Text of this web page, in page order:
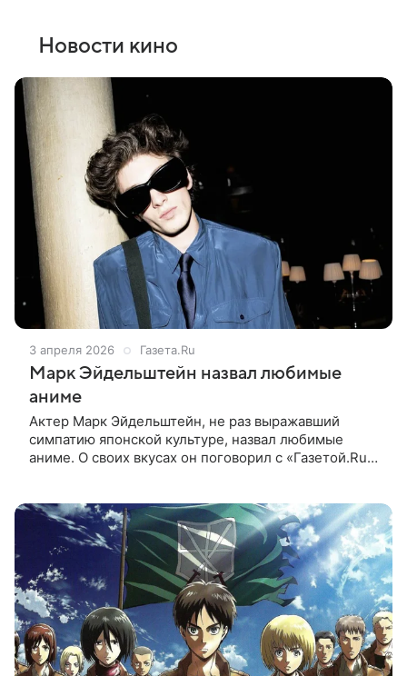
Новости кино
3 апреля 2026 Газета.Ru
Марк Эйдельштейн назвал любимые
аниме
Актер Марк Эйдельштейн, не раз выражавший
симпатию японской культуре, назвал любимые
аниме. О своих вкусах он поговорил с «Газетой.Ru».